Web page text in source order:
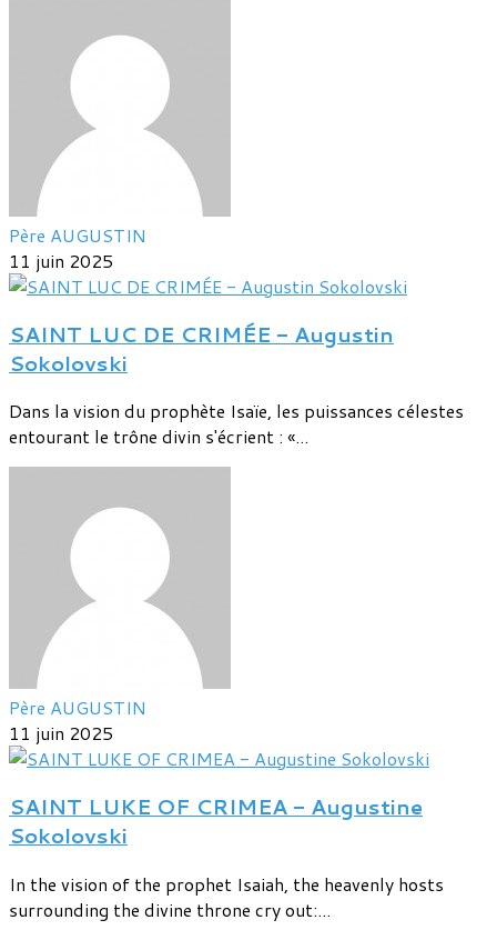
Père AUGUSTIN
11 juin 2025
SAINT LUC DE CRIMÉE - Augustin
Sokolovski
Dans la vision du prophète Isaïe, les puissances célestes
entourant le trône divin s'écrient : «...
Père AUGUSTIN
11 juin 2025
SAINT LUKE OF CRIMEA - Augustine
Sokolovski
In the vision of the prophet Isaiah, the heavenly hosts
surrounding the divine throne cry out:...